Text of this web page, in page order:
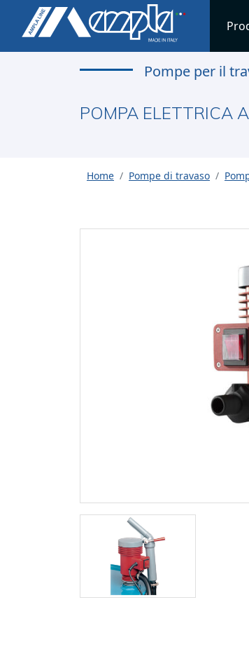
Pompe per il
POMPA ELETTRICA
Home Pompe di travaso